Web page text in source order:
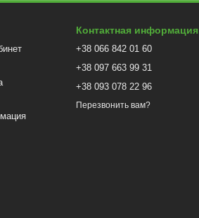
Контактная информация
+38 066 842 01 60
+38 097 663 99 31
+38 093 078 22 96
Перезвонить вам?